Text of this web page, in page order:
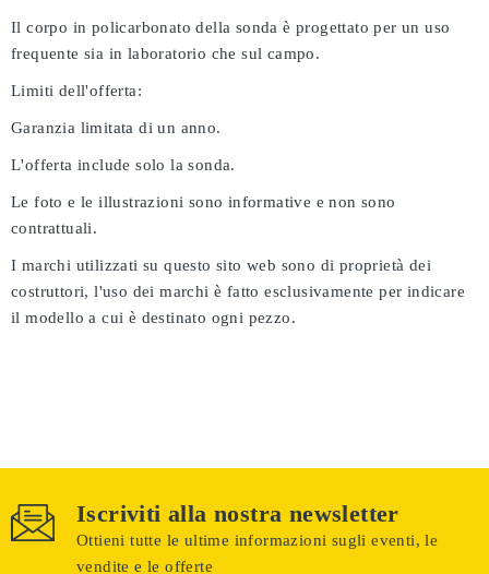
Il corpo in policarbonato della sonda è progettato per un uso
frequente sia in laboratorio che sul campo.
Limiti dell'offerta:
Garanzia limitata di un anno.
L'offerta include solo la sonda.
Le foto e le illustrazioni sono informative e non sono
contrattuali.
I marchi utilizzati su questo sito web sono di proprietà dei
costruttori, l'uso dei marchi è fatto esclusivamente per indicare
il modello a cui è destinato ogni pezzo.
Iscriviti alla nostra newsletter
Ottieni tutte le ultime informazioni sugli eventi, le
vendite e le offerte